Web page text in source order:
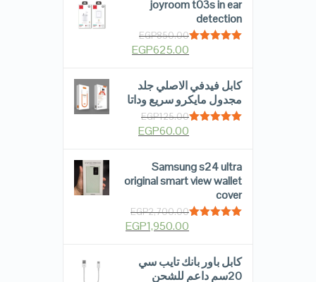
joyroom t03s in ear
detection
EGP850.00
EGP625.00
كابل فيدفي الاصلي جلد
مجدول مايكرو سريع وداتا
EGP125.00
EGP60.00
Samsung s24 ultra
original smart view wallet
cover
EGP2,700.00
EGP1,950.00
كابل باور بانك تايب سي
20سم داعم للشحن